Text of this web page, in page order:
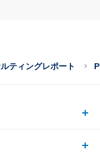
ティングレポート